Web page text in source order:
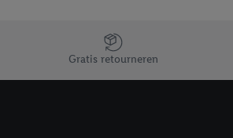
Jouw voordelen bij ons als Lidl webshop
Gratis retourneren